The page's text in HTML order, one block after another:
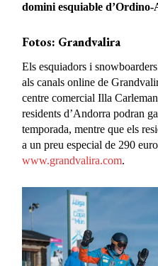
domini esquiable d’Ordino-
Fotos: Grandvalira
Els esquiadors i
als canals online de
centre comercial Illa
residents d’Andorra podran
temporada, mentre que els
a un preu especial de 290
www.grandvalira.com.